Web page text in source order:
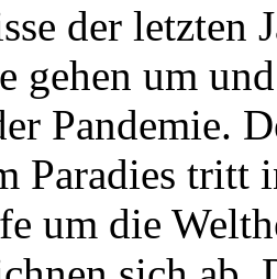
der letzten
gehen um
Pandemie.
Paradies tritt
um die